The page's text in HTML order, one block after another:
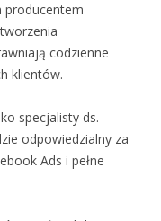
producentem
codzienne
klientów.
specjalisty ds.
odpowiedzialny za
Ads i pełne